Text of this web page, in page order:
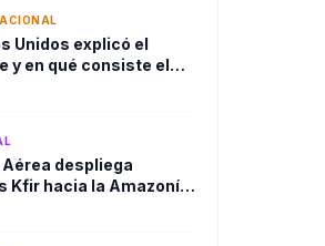
Unidos explicó el
y en qué consiste el
de seguridad de
De La Espriella
Aérea despliega
Kfir hacia la Amazonía
de seguridad del